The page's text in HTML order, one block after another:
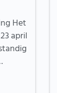
Het
april